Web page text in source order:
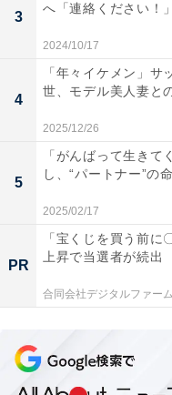
3
へ「連絡ください！
2024/10/17
4
「年々イケメン」サ
世、モデル美人妻と
2025/12/26
5
「がんばって生きて
し、“パートナー”の
2025/02/17
PR
「宝くじを買う前に
上昇で当選者が続出
合同会社デジタルファーム